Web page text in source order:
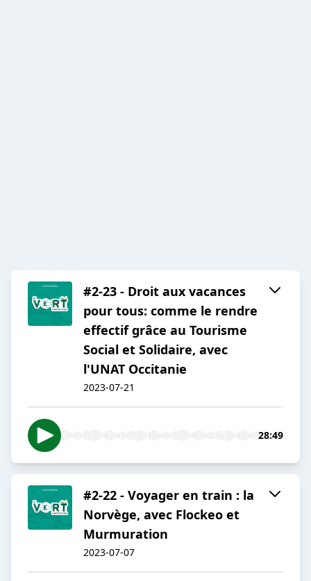
#2-23 - Droit aux vacances
pour tous: comme le rendre
effectif grâce au Tourisme
Social et Solidaire, avec
l'UNAT Occitanie
2023-07-21
28:49
#2-22 - Voyager en train : la
Norvège, avec Flockeo et
Murmuration
2023-07-07